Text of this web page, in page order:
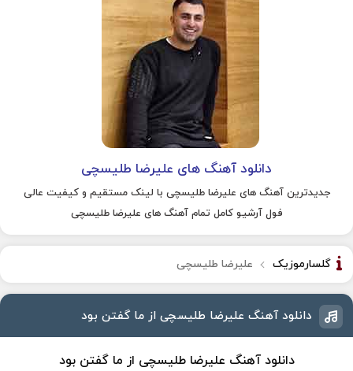
دانلود آهنگ های علیرضا طلیسچی
جدیدترین آهنگ های علیرضا طلیسچی با لینک مستقیم و کیفیت عالی
فول آرشیو کامل تمام آهنگ های علیرضا طلیسچی
گلسارموزیک علیرضا طلیسچی
دانلود آهنگ علیرضا طلیسچی از ما گفتن بود
دانلود آهنگ علیرضا طلیسچی از ما گفتن بود